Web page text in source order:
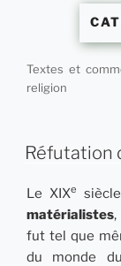
Textes et
religion
Réfutation
Le XIXe
matérialistes,
fut tel que
du monde